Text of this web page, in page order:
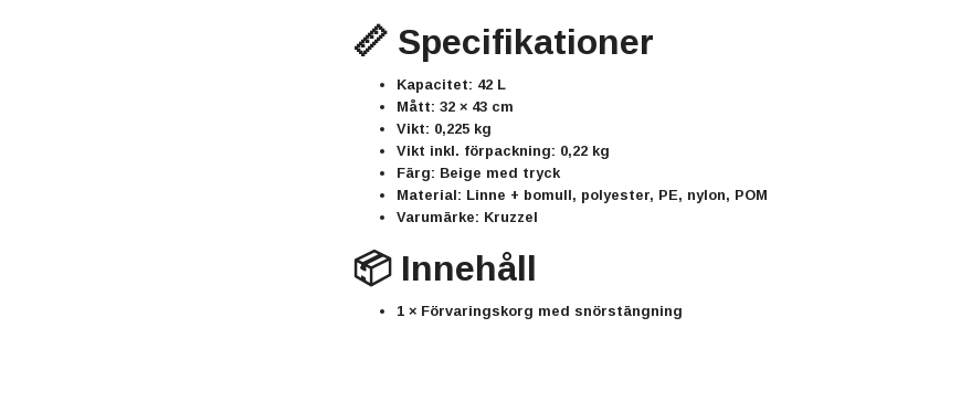
📏 Specifikationer
Kapacitet: 42 L
Mått: 32 × 43 cm
Vikt: 0,225 kg
Vikt inkl. förpackning: 0,22 kg
Färg: Beige med tryck
Material: Linne + bomull, polyester, PE, nylon, POM
Varumärke: Kruzzel
📦 Innehåll
1 × Förvaringskorg med snörstängning